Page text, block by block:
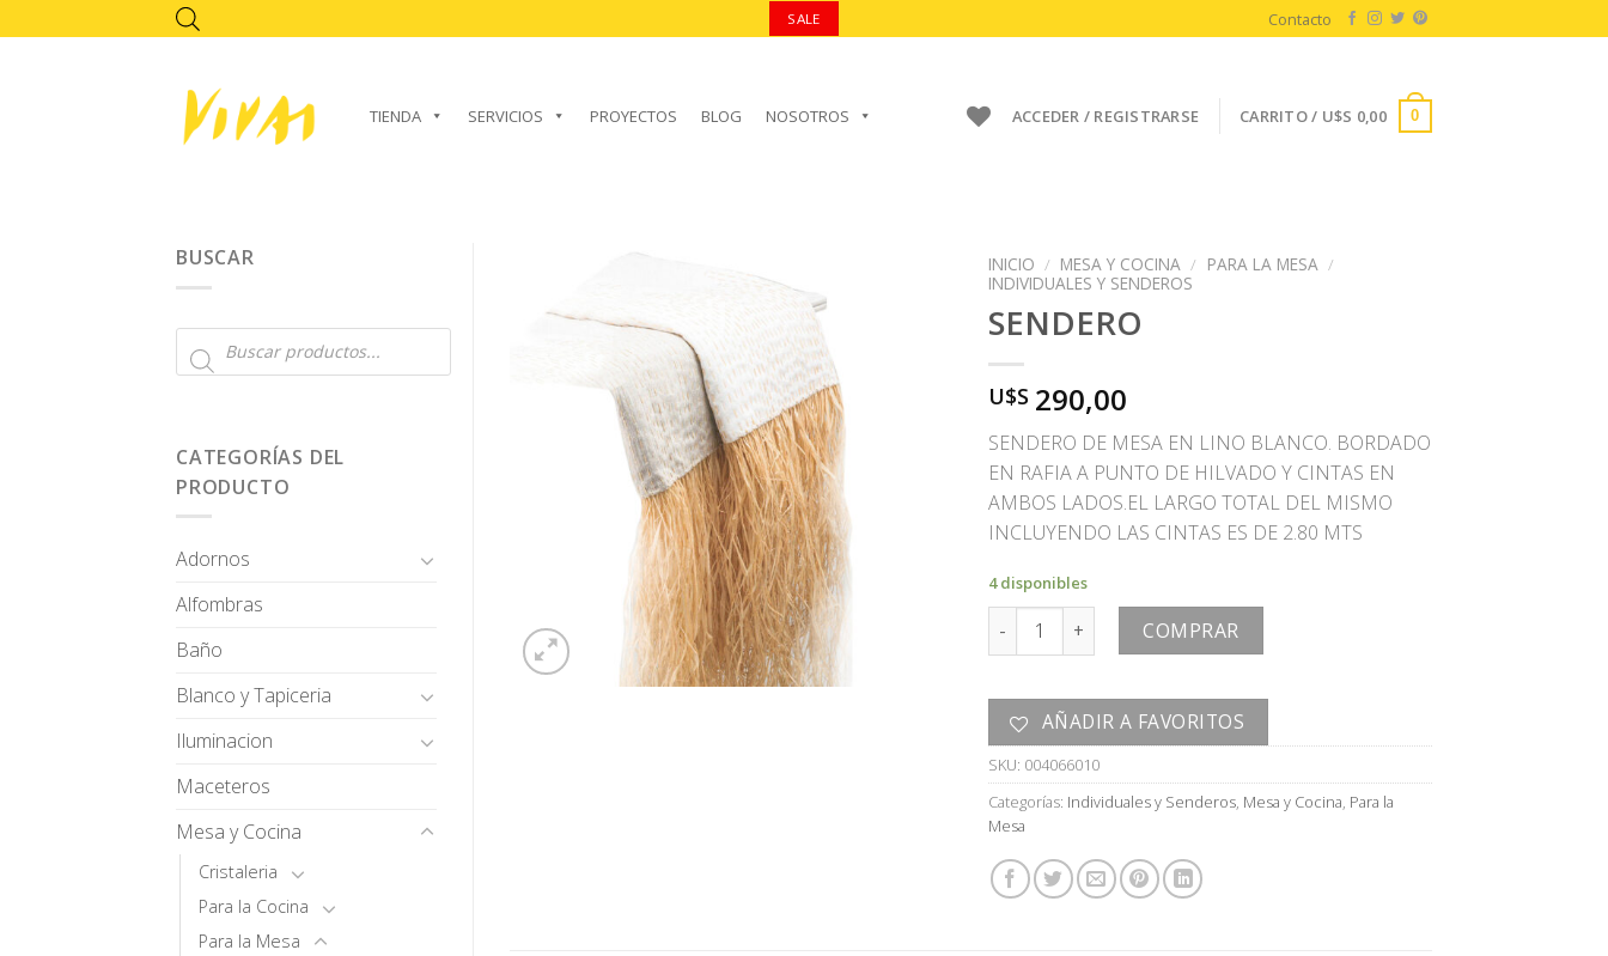
to
SALE Contacto
TIENDA SERVICIOS PROYECTOS BLOG NOSOTROS ACCEDER / REGISTRARSE CARRITO / U$S 0,00 0
BUSCAR
Búsqueda
de
CATEGORÍAS DEL
PRODUCTO
Adornos
Alfombras
Baño
Blanco y Tapiceria
Iluminacion
Maceteros
Mesa y Cocina
Cristaleria
Para la Cocina
Para la Mesa
AÑADIR A
FAVORITOS
INICIO / MESA Y COCINA / PARA LA MESA /
INDIVIDUALES Y SENDEROS
SENDERO
U$S 290,00
SENDERO DE MESA EN LINO BLANCO. BORDADO
EN RAFIA A PUNTO DE HILVADO Y CINTAS EN
AMBOS LADOS.EL LARGO TOTAL DEL MISMO
INCLUYENDO LAS CINTAS ES DE 2.80 MTS
4 disponibles
SENDERO cantidadCOMPRAR
AÑADIR A FAVORITOS
SKU: 004066010
Categorías: Individuales y Senderos, Mesa y Cocina, Para la
Mesa